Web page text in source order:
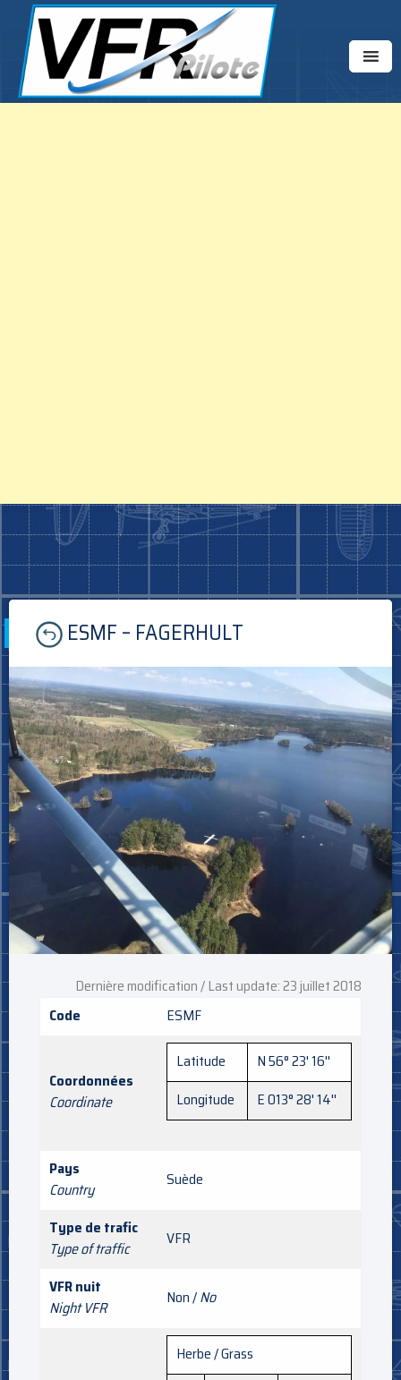
Skip
content
ESMF – FAGERHULT
Dernière modification / Last update: 23 juillet 2018
Code
ESMF
Coordonnées
Coordinate
Latitude
N 56° 23' 16''
Longitude
E 013° 28' 14''
Pays
Country
Suède
Type de trafic
Type of traffic
VFR
VFR nuit
Night VFR
Non /No
Herbe / Grass